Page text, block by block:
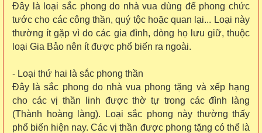
Đây là loại sắc phong do nhà vua dùng để phong chức
tước cho các công thần, quý tộc hoặc quan lại... Loại này
thường ít gặp vì do các gia đình, dòng họ lưu giữ, thuộc
loại Gia Bảo nên ít được phổ biến ra ngoài.
- Loại thứ hai là sắc phong thần
Đây là sắc phong do nhà vua phong tặng và xếp hạng
cho các vị thần linh được thờ tự trong các đình làng
(Thành hoàng làng). Loại sắc phong này thường thấy
phổ biến hiện nay. Các vị thần được phong tặng có thể là